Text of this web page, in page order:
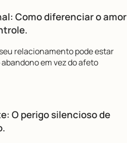
Como diferenciar o amor
relacionamento pode estar
em vez do afeto
O perigo silencioso de